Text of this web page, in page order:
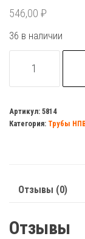
546,00 ₽
36 в наличии
товара
НПВХ
(рыжая)
мм
Артикул: 5814
Категория: Трубы
Отзывы (0)
Отзывы